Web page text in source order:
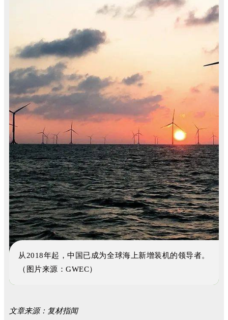
从2018年起，中国已成为全球海上新增装机的领导者。
（图片来源：GWEC）
文章来源：复材指闻